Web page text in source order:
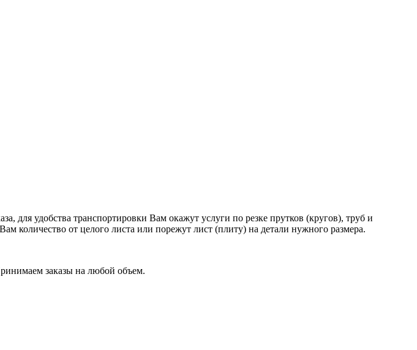
для удобства транспортировки Вам окажут услуги по резке прутков (кругов), труб и
количество от целого листа или порежут лист (плиту) на детали нужного размера.
заказы на любой объем.